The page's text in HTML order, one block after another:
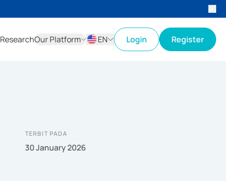
ResearchOur Platform
EN
Login Register
TERBIT PADA
30 January 2026